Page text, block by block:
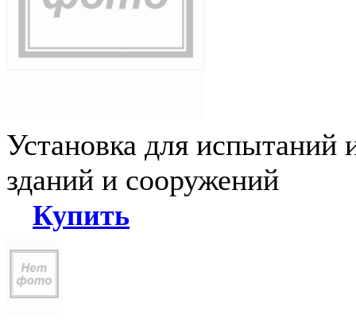
Установка для испытаний
зданий и сооружений
Купить